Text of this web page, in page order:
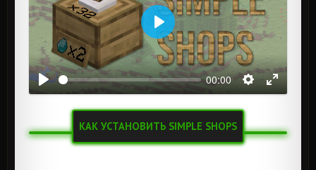
00:00
Воспроизвести
КАК УСТАНОВИТЬ SIMPLE SHOPS